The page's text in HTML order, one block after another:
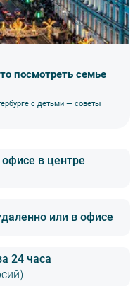
посмотреть семье
с детьми — советы
в центре
или в офисе
24 часа